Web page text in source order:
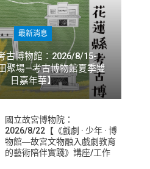
最新消息
古博物館：2026/8/15-
聚場—考古博物館夏季雙
日嘉年華】
國立故宮博物院：
2026/8/22【《戲劇 · 少年 · 博
物館―故宮文物融入戲劇教育
的藝術陪伴實踐》講座/工作